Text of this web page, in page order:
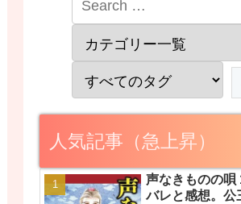
人気記事（急上昇）
声なきものの唄
バレと感想。公